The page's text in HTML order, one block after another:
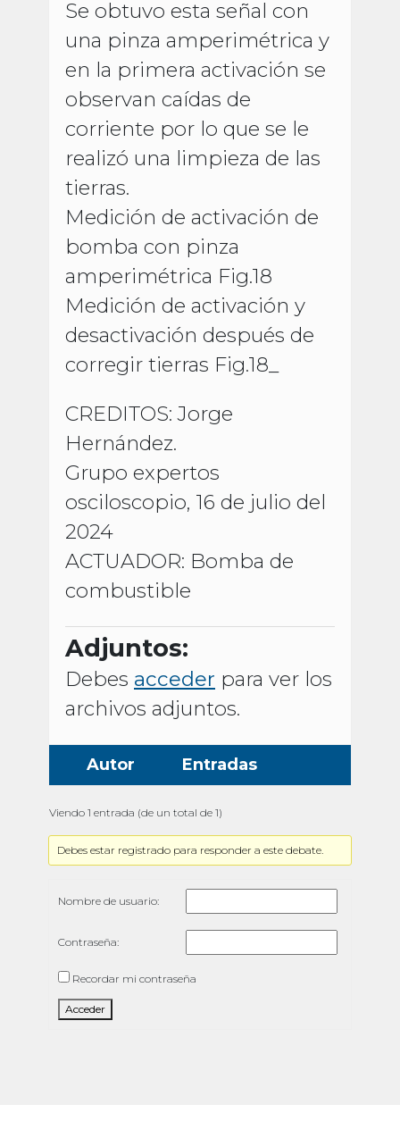
Se obtuvo esta señal con
una pinza amperimétrica y
en la primera activación se
observan caídas de
corriente por lo que se le
realizó una limpieza de las
tierras.
Medición de activación de
bomba con pinza
amperimétrica Fig.18
Medición de activación y
desactivación después de
corregir tierras Fig.18_
CREDITOS: Jorge
Hernández.
Grupo expertos
osciloscopio, 16 de julio del
2024
ACTUADOR: Bomba de
combustible
Adjuntos:
Debes acceder para ver los
archivos adjuntos.
Autor Entradas
Viendo 1 entrada (de un total de 1)
Debes estar registrado para responder a este debate.
Nombre de usuario:
Contraseña:
Recordar mi contraseña
Acceder